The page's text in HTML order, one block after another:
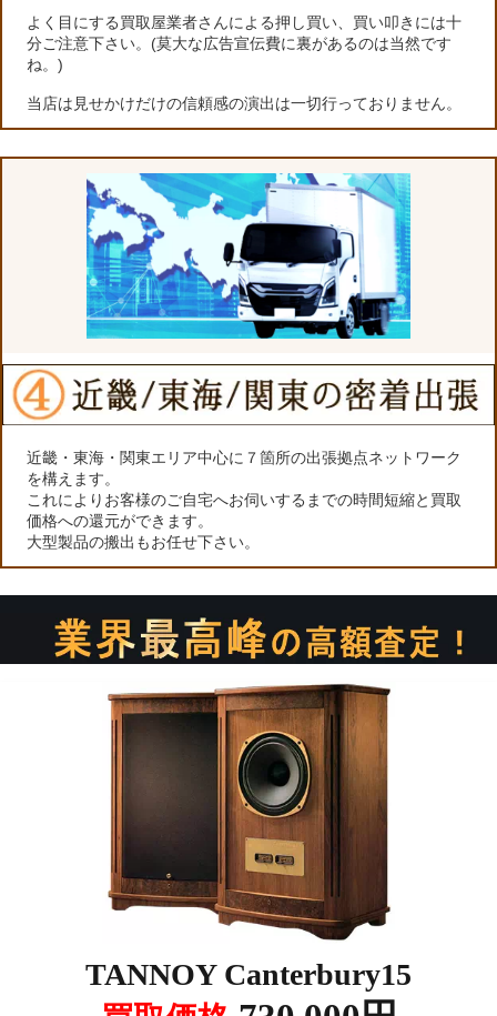
よく目にする買取屋業者さんによる押し買い、買い叩きには十
分ご注意下さい。(莫大な広告宣伝費に裏があるのは当然です
ね。)
当店は見せかけだけの信頼感の演出は一切行っておりません。
近畿・東海・関東エリア中心に７箇所の出張拠点ネットワーク
を構えます。
これによりお客様のご自宅へお伺いするまでの時間短縮と買取
価格への還元ができます。
大型製品の搬出もお任せ下さい。
TANNOY Canterbury15